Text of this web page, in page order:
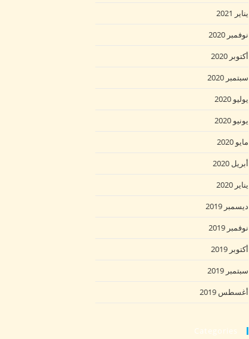
يناير 2021
نوفمبر 2020
أكتوبر 2020
سبتمبر 2020
يوليو 2020
يونيو 2020
مايو 2020
أبريل 2020
يناير 2020
ديسمبر 2019
نوفمبر 2019
أكتوبر 2019
سبتمبر 2019
أغسطس 2019
Categories